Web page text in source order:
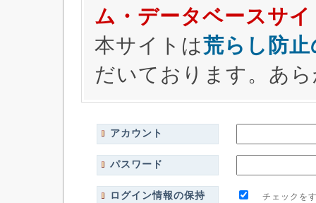
ム・データベースサ
本サイトは荒らし防
だいております。あ
アカウント
パスワード
ログイン情報の保持 チェックをす